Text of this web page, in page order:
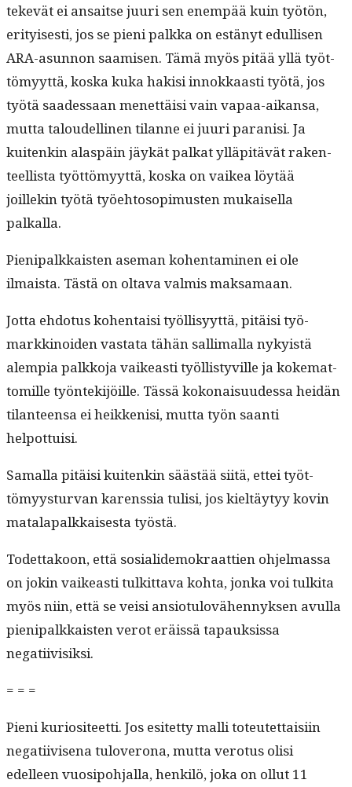
tekevät ei ansaitse juuri sen enem­pää kuin työtön,
eri­tyis­es­ti, jos se pieni palk­ka on estänyt edullisen
ARA-asun­non saamisen. Tämä myös pitää yllä työt­
tömyyt­tä, kos­ka kuka hak­isi innokkaasti työtä, jos
työtä saadessaan menet­täisi vain vapaa-aikansa,
mut­ta taloudelli­nen tilanne ei juuri paranisi. Ja
kuitenkin alaspäin jäykät palkat ylläpitävät rak­en­
teel­lista työt­tömyyt­tä, kos­ka on vaikea löytää
joillekin työtä työe­htosopimusten mukaisel­la
palkalla.
Pieni­palkkaisten ase­man kohen­t­a­mi­nen ei ole
ilmaista. Tästä on olta­va valmis maksamaan.
Jot­ta ehdo­tus kohen­taisi työl­lisyyt­tä, pitäisi työ­
markki­noiden vas­ta­ta tähän sal­li­mal­la nyky­istä
alem­pia palkko­ja vaikeasti työl­listyville ja koke­mat­
tomille työn­tek­i­jöille. Tässä kokon­aisu­udessa hei­dän
tilanteen­sa ei heikkenisi, mut­ta työn saan­ti
helpottuisi.
Samal­la pitäisi kuitenkin säästää siitä, ettei työt­
tömyys­tur­van karenssia tulisi, jos kieltäy­tyy kovin
mata­la­palkkaises­ta työstä.
Todet­takoon, että sosialidemokraat­tien ohjel­mas­sa
on jokin vaikeasti tulkit­ta­va koh­ta, jon­ka voi tulki­ta
myös niin, että se veisi ansio­tulovähen­nyk­sen avul­la
pieni­palkkaisten verot eräis­sä tapauk­sis­sa
negatiivisiksi.
= = =
Pieni kuriosi­teet­ti. Jos esitet­ty malli toteutet­taisi­in
negati­ivise­na tuloverona, mut­ta vero­tus olisi
edelleen vuosipo­h­jal­la, henkilö, joka on ollut 11